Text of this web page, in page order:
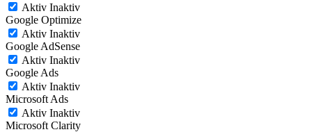
Aktiv Inaktiv
Google Optimize
Aktiv Inaktiv
Google AdSense
Aktiv Inaktiv
Google Ads
Aktiv Inaktiv
Microsoft Ads
Aktiv Inaktiv
Microsoft Clarity